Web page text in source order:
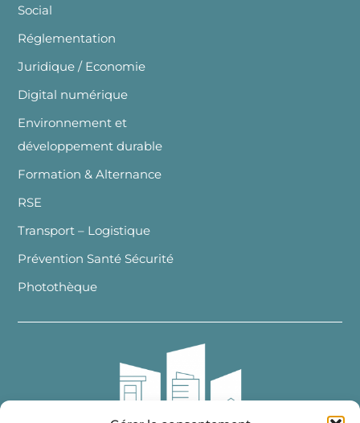
Social
Réglementation
Juridique / Economie
Digital numérique
Environnement et
développement durable
Formation & Alternance
RSE
Transport – Logistique
Prévention Santé Sécurité
Photothèque